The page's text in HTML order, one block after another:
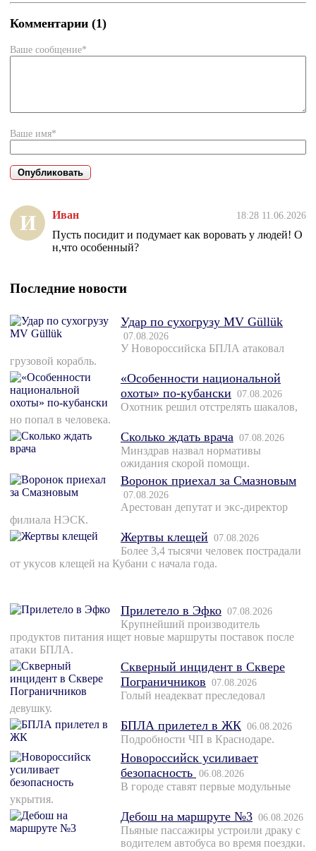
Комментарии (1)
Ваше сообщение*
Ваше имя*
И Иван 18:28 11.06.2026
Пусть посидит и подумает как воровать у людей! О
н,что особенный?
Последние новости
Удар по сухогрузу MV Güllük
07.08.2026
У Новороссийска БПЛА атаковал
грузовой корабль.
«Особенности национальной
охоты» по-кубански 07.08.2026
Охотник решил отстрелять шакалов,
но попал в человека.
Сколько ждать врача 07.08.2026
Минздрав назвал нормативы
ожидания скорой помощи.
Воронок приехал за Смазновым
07.08.2026
Арестован депутат и экс-директор
филиала НЭСК.
Жертвы клещей 07.08.2026
Более 3,4 тысячи человек пострадали
от укусов клещей на Кубани с начала года.
Прилетело в Эфко 07.08.2026
Крупнейший производитель
продуктов питания ищет новые маршруты поставок после
атаки БПЛА.
Скверный инцидент в Сквере
Пограничников 07.08.2026
Голый неадекват преследовал
девушку.
БПЛА прилетел в ЖК 06.08.2026
Подробности ЧП в Краснодаре.
Новороссийск усиливает
безопасность 06.08.2026
В городе ставят первые модульные
укрытия.
Дебош на маршруте №3 06.08.2026
Пьяные пассажиры устроили драку с
водителем автобуса во время поездки.